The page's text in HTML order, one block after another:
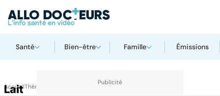
Santé Bien-être Famille Émissions
AccueilThématiques
Lait